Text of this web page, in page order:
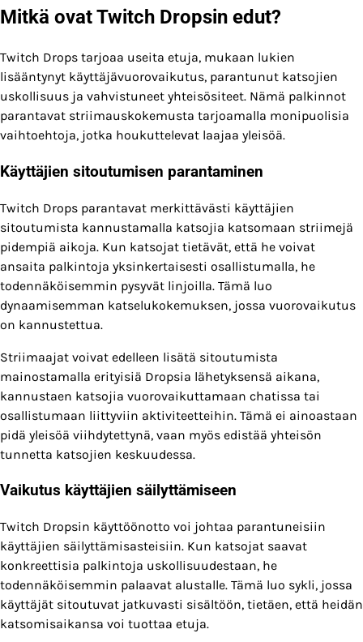
Mitkä ovat Twitch Dropsin edut?
Twitch Drops tarjoaa useita etuja, mukaan lukien
lisääntynyt käyttäjävuorovaikutus, parantunut katsojien
uskollisuus ja vahvistuneet yhteisösiteet. Nämä palkinnot
parantavat striimauskokemusta tarjoamalla monipuolisia
vaihtoehtoja, jotka houkuttelevat laajaa yleisöä.
Käyttäjien sitoutumisen parantaminen
Twitch Drops parantavat merkittävästi käyttäjien
sitoutumista kannustamalla katsojia katsomaan striimejä
pidempiä aikoja. Kun katsojat tietävät, että he voivat
ansaita palkintoja yksinkertaisesti osallistumalla, he
todennäköisemmin pysyvät linjoilla. Tämä luo
dynaamisemman katselukokemuksen, jossa vuorovaikutus
on kannustettua.
Striimaajat voivat edelleen lisätä sitoutumista
mainostamalla erityisiä Dropsia lähetyksensä aikana,
kannustaen katsojia vuorovaikuttamaan chatissa tai
osallistumaan liittyviin aktiviteetteihin. Tämä ei ainoastaan
pidä yleisöä viihdytettynä, vaan myös edistää yhteisön
tunnetta katsojien keskuudessa.
Vaikutus käyttäjien säilyttämiseen
Twitch Dropsin käyttöönotto voi johtaa parantuneisiin
käyttäjien säilyttämisasteisiin. Kun katsojat saavat
konkreettisia palkintoja uskollisuudestaan, he
todennäköisemmin palaavat alustalle. Tämä luo sykli, jossa
käyttäjät sitoutuvat jatkuvasti sisältöön, tietäen, että heidän
katsomisaikansa voi tuottaa etuja.